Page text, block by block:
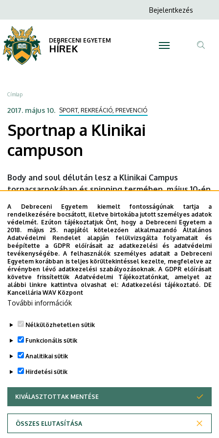
Klinikai
campuson
DEBRECENI
EGYETEM
a
tartalomra
Anonim
menüje
Bejelentkezés
DEBRECENI EGYETEM
HÍREK
Morzsa
Címlap
2017. május 10. SPORT, REKREÁCIÓ, PREVENCIÓ
Sportnap a Klinikai
campuson
Body and soul délután lesz a Klinikai Campus
tornacsarnokában és spinning termében, május 10-én
lelket és az elmét is mozgásra késztetjük.
Választható a spinning, vagy a deepwork óra, de lesz a
pilates és gerincjóga is.
Dokumentumok
20170510plakat_kesz.pdf (279.69 KB)
Last update: 2021. 11. 22. 14:22
A Debreceni Egyetem kiemelt fontosságúnak tartja a
rendelkezésére bocsátott, illetve birtokába jutott személyes adatok
védelmét. Ezúton tájékoztatjuk Önt, hogy a Debreceni Egyetem a
2018. május 25. napjától kötelezően alkalmazandó Általános
Adatvédelmi Rendelet alapján felülvizsgálta folyamatait és
beépítette a GDPR előírásait az adatkezelési és adatvédelmi
tevékenységébe. A felhasználók személyes adatait a Debreceni
Egyetem korábban is teljes körültekintéssel kezelte, megfelelve az
érvényben lévő adatkezelési szabályozásoknak. A GDPR előírásait
követve frissítettük Adatvédelmi Tájékoztatónkat, amelyet az
alábbi linkre kattintva olvashat el:Adatkezelési tájékoztató. DE
Kancellária WAV Központ
További információk
Nélkülözhetetlen sütik
Funkcionális sütik
Analitikai sütik
Hirdetési sütik
KIVÁLASZTOTTAK MENTÉSE
ÖSSZES ELUTASÍTÁSA
WITHDRAW CONSENT